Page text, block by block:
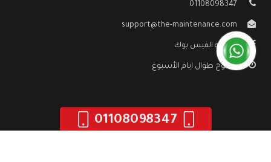
01108098347
support@the-maintenance.com
صفحة الفيس بوك
مفتوح طوال ايام الأسبوع
01108098347